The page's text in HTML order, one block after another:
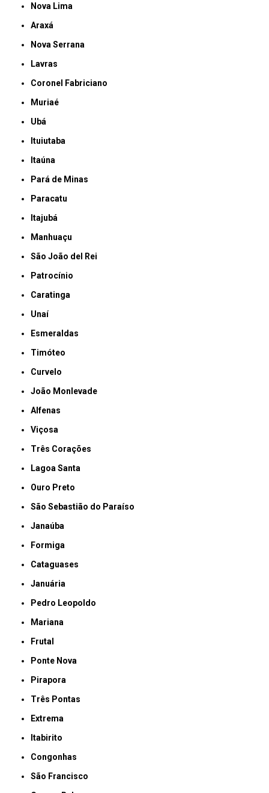
Nova Lima
Araxá
Nova Serrana
Lavras
Coronel Fabriciano
Muriaé
Ubá
Ituiutaba
Itaúna
Pará de Minas
Paracatu
Itajubá
Manhuaçu
São João del Rei
Patrocínio
Caratinga
Unaí
Esmeraldas
Timóteo
Curvelo
João Monlevade
Alfenas
Viçosa
Três Corações
Lagoa Santa
Ouro Preto
São Sebastião do Paraíso
Janaúba
Formiga
Cataguases
Januária
Pedro Leopoldo
Mariana
Frutal
Ponte Nova
Pirapora
Três Pontas
Extrema
Itabirito
Congonhas
São Francisco